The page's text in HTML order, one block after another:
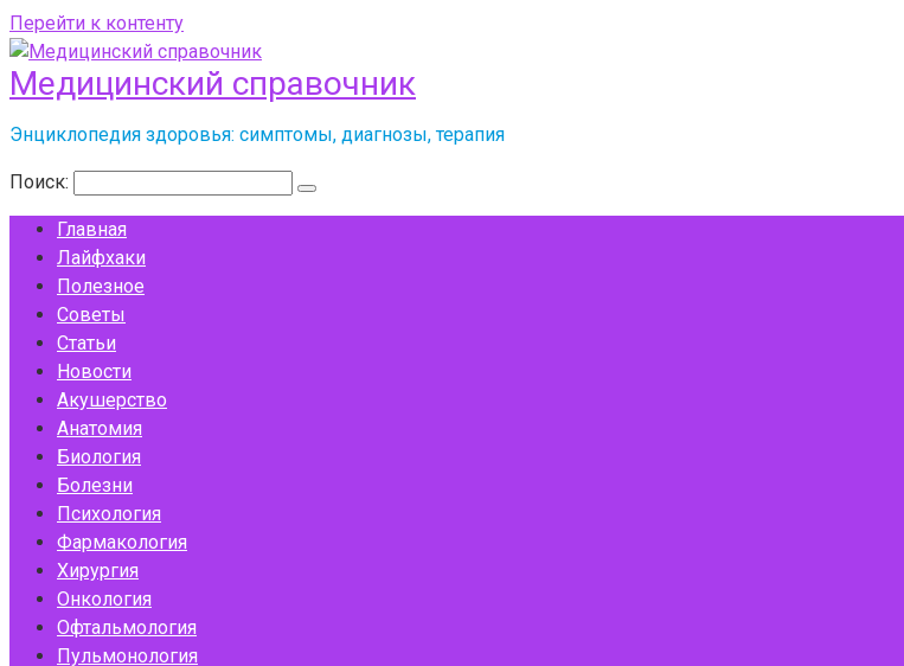
Перейти к контенту
Медицинский справочник
Энциклопедия здоровья: симптомы, диагнозы, терапия
Поиск:
Главная
Лайфхаки
Полезное
Советы
Статьи
Новости
Акушерство
Анатомия
Биология
Болезни
Психология
Фармакология
Хирургия
Онкология
Офтальмология
Пульмонология